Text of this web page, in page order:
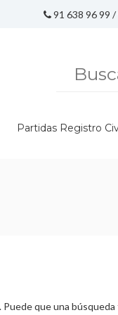
91 638 96 99
Partidas Registro
que una